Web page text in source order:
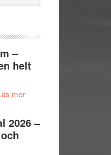
–
helt
merom
Håkan
Hellström
2026 –